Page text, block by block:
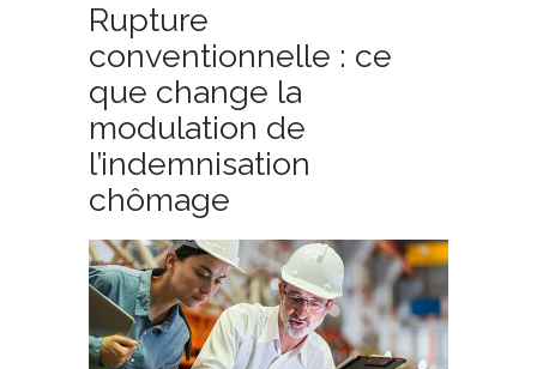
Rupture
conventionnelle : ce
que change la
modulation de
l’indemnisation
chômage